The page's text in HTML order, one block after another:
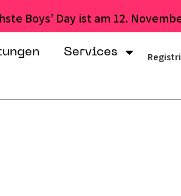
Boys’ Day ist am 12.
Services